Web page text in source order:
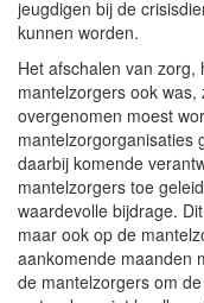
jeugdigen bij de
kunnen worden.
Het afschalen van
mantelzorgers ook
overgenomen moest
mantelzorgorganisaties
daarbij komende
mantelzorgers toe
waardevolle bijdrage.
maar ook op de
aankomende maanden
de mantelzorgers om